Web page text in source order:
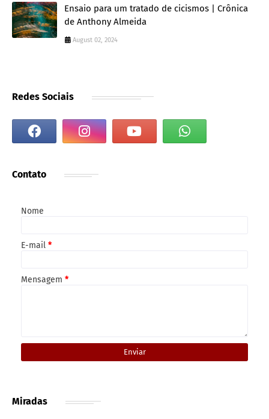
Ensaio para um tratado de cicismos | Crônica
de Anthony Almeida
August 02, 2024
Redes Sociais
Contato
Nome
E-mail *
Mensagem *
Miradas